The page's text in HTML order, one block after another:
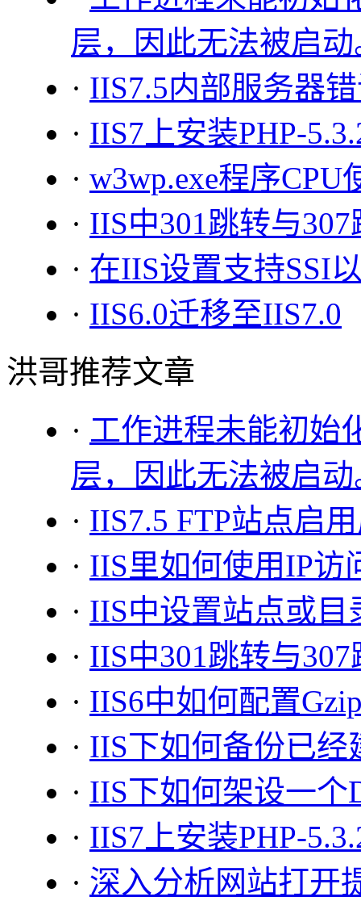
层，因此无法被启
· IIS7.5内部服务器
· IIS7上安装PHP-
· w3wp.exe程序CPU
· IIS中301跳转与
· 在IIS设置支持SSI
· IIS6.0迁移至IIS7.0
洪哥推荐文章
· 工作进程未能初始
层，因此无法被启
· IIS7.5 FTP站点启
· IIS里如何使用IP访
· IIS中设置站点或目
· IIS中301跳转与
· IIS6中如何配置
· IIS下如何备份已经
· IIS下如何架设一个
· IIS7上安装PHP-
· 深入分析网站打开